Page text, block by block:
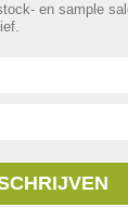
en sample